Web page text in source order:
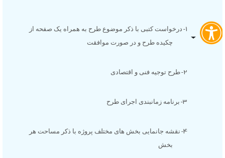
درخواست کتبی با ذکر موضوع طرح به همراه یک صفحه از
چکیده طرح و در صورت موافقت
2- طرح توجیه فنی و اقتصادی
3- برنامه زمانبندی اجرای طرح
4- نقشه جانمایی بخش های مختلف پروژه با ذکر مساحت هر
بخش